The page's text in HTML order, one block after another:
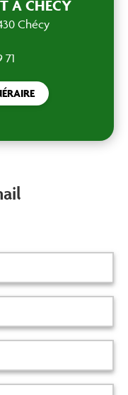
A CHÉCY
Chécy
71